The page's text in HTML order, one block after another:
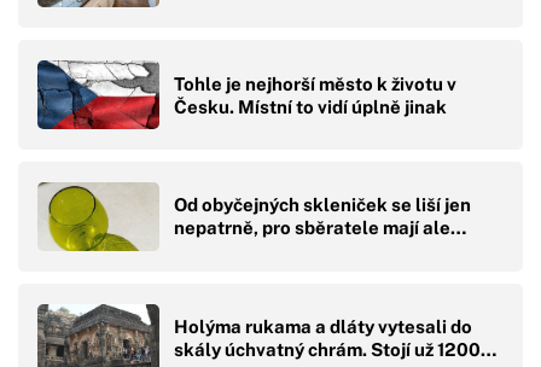
Tohle je nejhorší město k životu v
Česku. Místní to vidí úplně jinak
Od obyčejných skleniček se liší jen
nepatrně, pro sběratele mají ale…
Holýma rukama a dláty vytesali do
skály úchvatný chrám. Stojí už 1200…